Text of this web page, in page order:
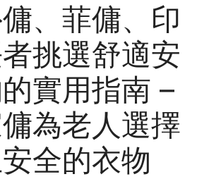
、菲傭、印
挑選舒適安
實用指南 –
為老人選擇
全的衣物